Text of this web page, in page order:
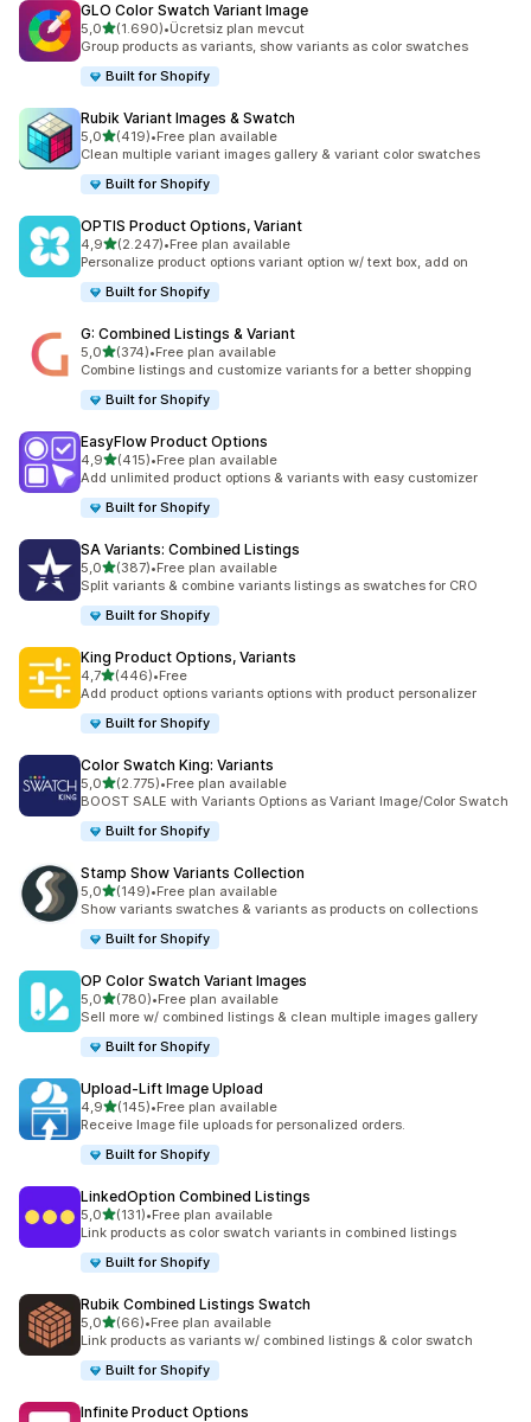
GLO Color Swatch Variant Image
5,05 yıldız üzerinden
(1.690)
toplam 1690 değerlendirme
•Ücretsiz plan mevcut
Group products as variants, show variants as color swatches
Built for Shopify
Rubik Variant Images & Swatch
5,05 yıldız üzerinden
(419)
toplam 419 değerlendirme
•Free plan available
Clean multiple variant images gallery & variant color swatches
Built for Shopify
OPTIS Product Options, Variant
4,95 yıldız üzerinden
(2.247)
toplam 2247 değerlendirme
•Free plan available
Personalize product options variant option w/ text box, add on
Built for Shopify
G: Combined Listings & Variant
5,05 yıldız üzerinden
(374)
toplam 374 değerlendirme
•Free plan available
Combine listings and customize variants for a better shopping
Built for Shopify
EasyFlow Product Options
4,95 yıldız üzerinden
(415)
toplam 415 değerlendirme
•Free plan available
Add unlimited product options & variants with easy customizer
Built for Shopify
SA Variants: Combined Listings
5,05 yıldız üzerinden
(387)
toplam 387 değerlendirme
•Free plan available
Split variants & combine variants listings as swatches for CRO
Built for Shopify
King Product Options, Variants
4,75 yıldız üzerinden
(446)
toplam 446 değerlendirme
•Free
Add product options variants options with product personalizer
Built for Shopify
Color Swatch King: Variants
5,05 yıldız üzerinden
(2.775)
toplam 2775 değerlendirme
•Free plan available
BOOST SALE with Variants Options as Variant Image/Color Swatch
Built for Shopify
Stamp Show Variants Collection
5,05 yıldız üzerinden
(149)
toplam 149 değerlendirme
•Free plan available
Show variants swatches & variants as products on collections
Built for Shopify
OP Color Swatch Variant Images
5,05 yıldız üzerinden
(780)
toplam 780 değerlendirme
•Free plan available
Sell more w/ combined listings & clean multiple images gallery
Built for Shopify
Upload‑Lift Image Upload
4,95 yıldız üzerinden
(145)
toplam 145 değerlendirme
•Free plan available
Receive Image file uploads for personalized orders.
Built for Shopify
LinkedOption Combined Listings
5,05 yıldız üzerinden
(131)
toplam 131 değerlendirme
•Free plan available
Link products as color swatch variants in combined listings
Built for Shopify
Rubik Combined Listings Swatch
5,05 yıldız üzerinden
(66)
toplam 66 değerlendirme
•Free plan available
Link products as variants w/ combined listings & color swatch
Built for Shopify
Infinite Product Options